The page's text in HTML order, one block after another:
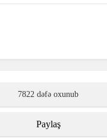
7822 dəfə oxunub
Paylaş